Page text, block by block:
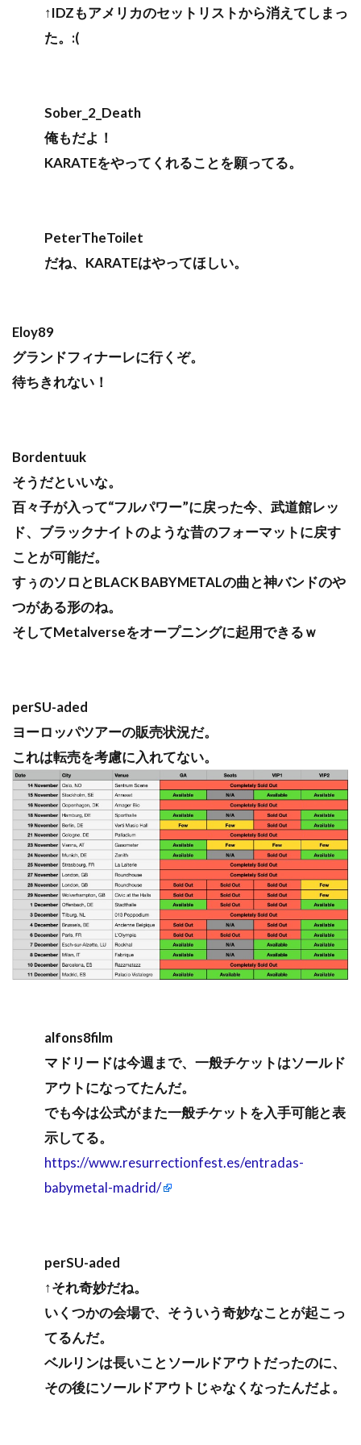
↑IDZもアメリカのセットリストから消えてしまっ
た。:(
Sober_2_Death
俺もだよ！
KARATEをやってくれることを願ってる。
PeterTheToilet
だね、KARATEはやってほしい。
Eloy89
グランドフィナーレに行くぞ。
待ちきれない！
Bordentuuk
そうだといいな。
百々子が入って“フルパワー”に戻った今、武道館レッ
ド、ブラックナイトのような昔のフォーマットに戻す
ことが可能だ。
すぅのソロとBLACK BABYMETALの曲と神バンドのや
つがある形のね。
そしてMetalverseをオープニングに起用できるｗ
perSU-aded
ヨーロッパツアーの販売状況だ。
これは転売を考慮に入れてない。
alfons8film
マドリードは今週まで、一般チケットはソールド
アウトになってたんだ。
でも今は公式がまた一般チケットを入手可能と表
示してる。
https://www.resurrectionfest.es/entradas-
babymetal-madrid/
perSU-aded
↑それ奇妙だね。
いくつかの会場で、そういう奇妙なことが起こっ
てるんだ。
ベルリンは長いことソールドアウトだったのに、
その後にソールドアウトじゃなくなったんだよ。